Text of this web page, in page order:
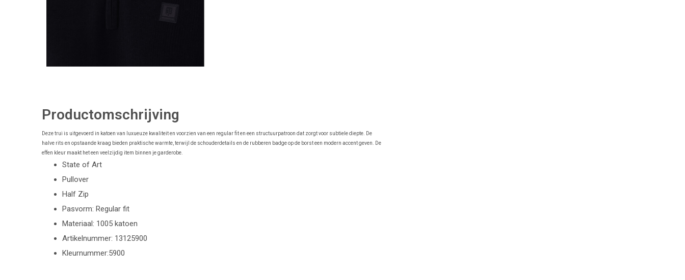
Productomschrijving
Deze trui is uitgevoerd in katoen van luxueuze kwaliteit en voorzien van een regular fit en een structuurpatroon dat zorgt voor subtiele diepte. De
halve rits en opstaande kraag bieden praktische warmte, terwijl de schouderdetails en de rubberen badge op de borst een modern accent geven. De
effen kleur maakt het een veelzijdig item binnen je garderobe.
State of Art
Pullover
Half Zip
Pasvorm: Regular fit
Materiaal: 1005 katoen
Artikelnummer: 13125900
Kleurnummer:5900